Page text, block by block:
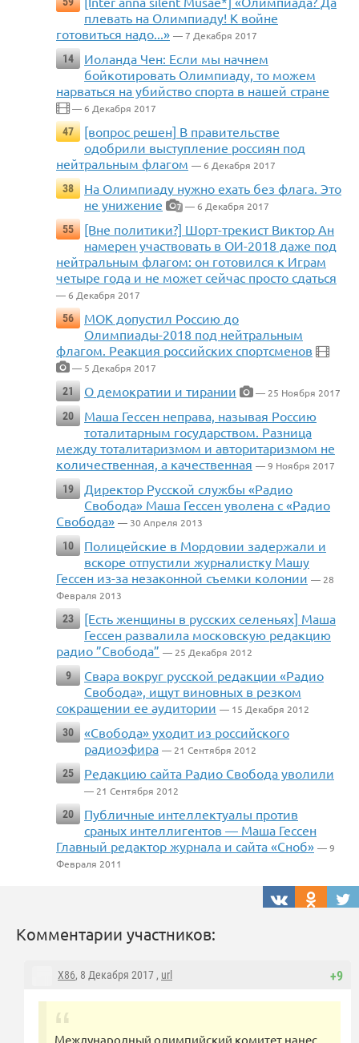
плевать на Олимпиаду! К войне
готовиться надо...» — 7 Декабря 2017
14
Иоланда Чен: Если мы начнем
бойкотировать Олимпиаду, то можем
нарваться на убийство спорта в нашей стране
— 6 Декабря 2017
47
[вопрос решен] В правительстве
одобрили выступление россиян под
нейтральным флагом — 6 Декабря 2017
38
На Олимпиаду нужно ехать без флага. Это
не унижение
7 — 6 Декабря 2017
55
[Вне политики?] Шорт-трекист Виктор Ан
намерен участвовать в ОИ-2018 даже под
нейтральным флагом: он готовился к Играм
четыре года и не может сейчас просто сдаться
— 6 Декабря 2017
56
МОК допустил Россию до
Олимпиады-2018 под нейтральным
флагом. Реакция российских спортсменов
— 5 Декабря 2017
21
О демократии и тирании
— 25 Ноября 2017
20
Маша Гессен неправа, называя Россию
тоталитарным государством. Разница
между тоталитаризмом и авторитаризмом не
количественная, а качественная — 9 Ноября 2017
19
Директор Русской службы «Радио
Свобода» Маша Гессен уволена с «Радио
Свобода» — 30 Апреля 2013
10
Полицейские в Мордовии задержали и
вскоре отпустили журналистку Машу
Гессен из-за незаконной съемки колонии — 28
Февраля 2013
23
[Есть женщины в русских селеньях] Маша
Гессен развалила московскую редакцию
радио ”Свобода” — 25 Декабря 2012
9
Свара вокруг русской редакции «Радио
Свобода», ищут виновных в резком
сокращении ее аудитории — 15 Декабря 2012
30
«Свобода» уходит из российского
радиоэфира — 21 Сентября 2012
25
Редакцию сайта Радио Свобода уволили
— 21 Сентября 2012
20
Публичные интеллектуалы против
сраных интеллигентов — Маша Гессен
Главный редактор журнала и сайта «Сноб» — 9
Февраля 2011
Комментарии участников:
+9
X86, 8 Декабря 2017 , url
Международный олимпийский комитет нанес